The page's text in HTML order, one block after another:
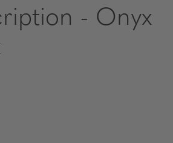
- Onyx